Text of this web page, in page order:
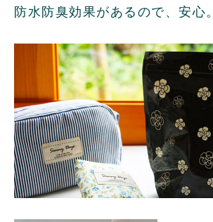
防水防臭効果があるので、安心。